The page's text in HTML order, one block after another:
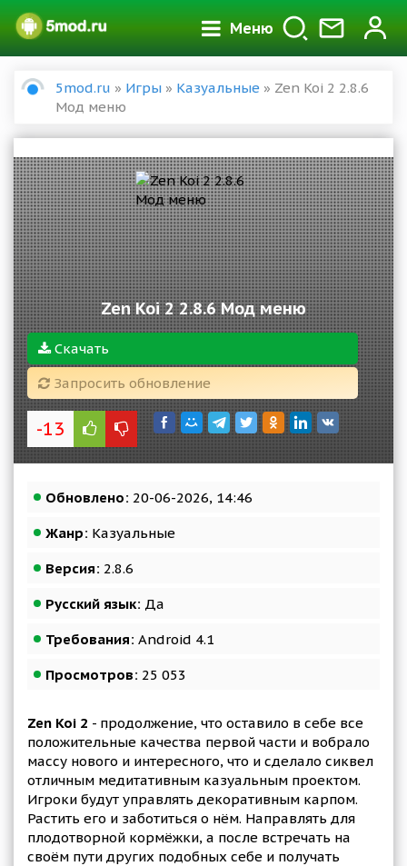
Меню
5mod.ru » Игры » Казуальные » Zen Koi 2 2.8.6
Мод меню
Zen Koi 2 2.8.6 Мод меню
Скачать
Запросить обновление
-13
Обновлено: 20-06-2026, 14:46
Жанр: Казуальные
Версия: 2.8.6
Русский язык: Да
Требования: Android 4.1
Просмотров: 25 053
Zen Koi 2 - продолжение, что оставило в себе все
положительные качества первой части и вобрало
массу нового и интересного, что и сделало сиквел
отличным медитативным казуальным проектом.
Игроки будут управлять декоративным карпом.
Растить его и заботиться о нём. Направлять для
плодотворной кормёжки, а после встречать на
своём пути других подобных себе и получать